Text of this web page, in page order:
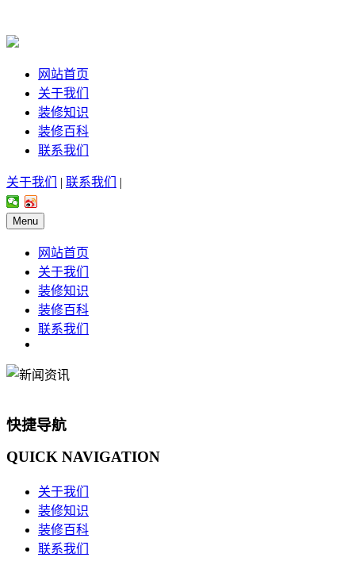
网站首页
关于我们
装修知识
装修百科
联系我们
关于我们 | 联系我们 |
Menu
网站首页
关于我们
装修知识
装修百科
联系我们
快捷导航
QUICK NAVIGATION
关于我们
装修知识
装修百科
联系我们